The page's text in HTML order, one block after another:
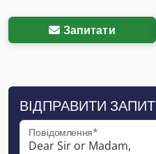
Запитати
ВІДПРАВИТИ ЗАПИТ
Повідомлення*